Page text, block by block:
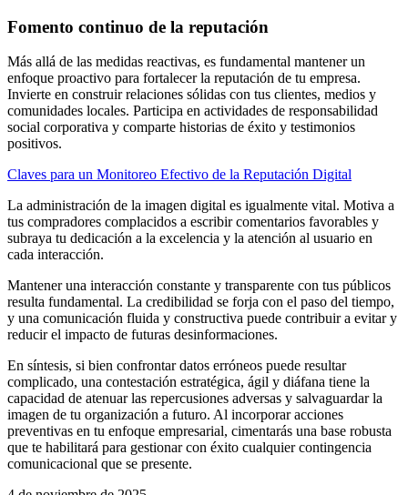
Fomento continuo de la reputación
Más allá de las medidas reactivas, es fundamental mantener un
enfoque proactivo para fortalecer la reputación de tu empresa.
Invierte en construir relaciones sólidas con tus clientes, medios y
comunidades locales. Participa en actividades de responsabilidad
social corporativa y comparte historias de éxito y testimonios
positivos.
Claves para un Monitoreo Efectivo de la Reputación Digital
La administración de la imagen digital es igualmente vital. Motiva a
tus compradores complacidos a escribir comentarios favorables y
subraya tu dedicación a la excelencia y la atención al usuario en
cada interacción.
Mantener una interacción constante y transparente con tus públicos
resulta fundamental. La credibilidad se forja con el paso del tiempo,
y una comunicación fluida y constructiva puede contribuir a evitar y
reducir el impacto de futuras desinformaciones.
En síntesis, si bien confrontar datos erróneos puede resultar
complicado, una contestación estratégica, ágil y diáfana tiene la
capacidad de atenuar las repercusiones adversas y salvaguardar la
imagen de tu organización a futuro. Al incorporar acciones
preventivas en tu enfoque empresarial, cimentarás una base robusta
que te habilitará para gestionar con éxito cualquier contingencia
comunicacional que se presente.